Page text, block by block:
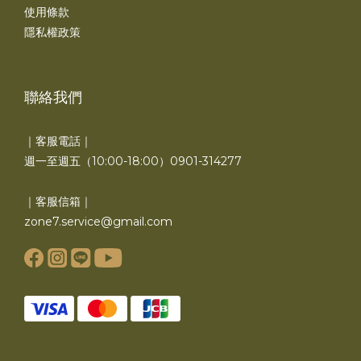
使用條款
隱私權政策
聯絡我們
｜客服電話｜
週一至週五（10:00-18:00）0901-314277
｜客服信箱｜
zone7.service@gmail.com